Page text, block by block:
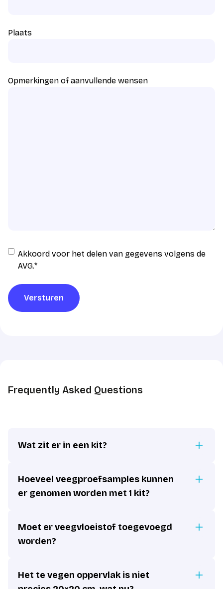
Plaats
Opmerkingen of aanvullende wensen
Instemming
AVG
Akkoord voor het delen van gegevens volgens de
AVG.*
Versturen
Frequently Asked Questions
Wat zit er in een kit?
Hoeveel veegproefsamples kunnen
er genomen worden met 1 kit?
Moet er veegvloeistof toegevoegd
worden?
Het te vegen oppervlak is niet